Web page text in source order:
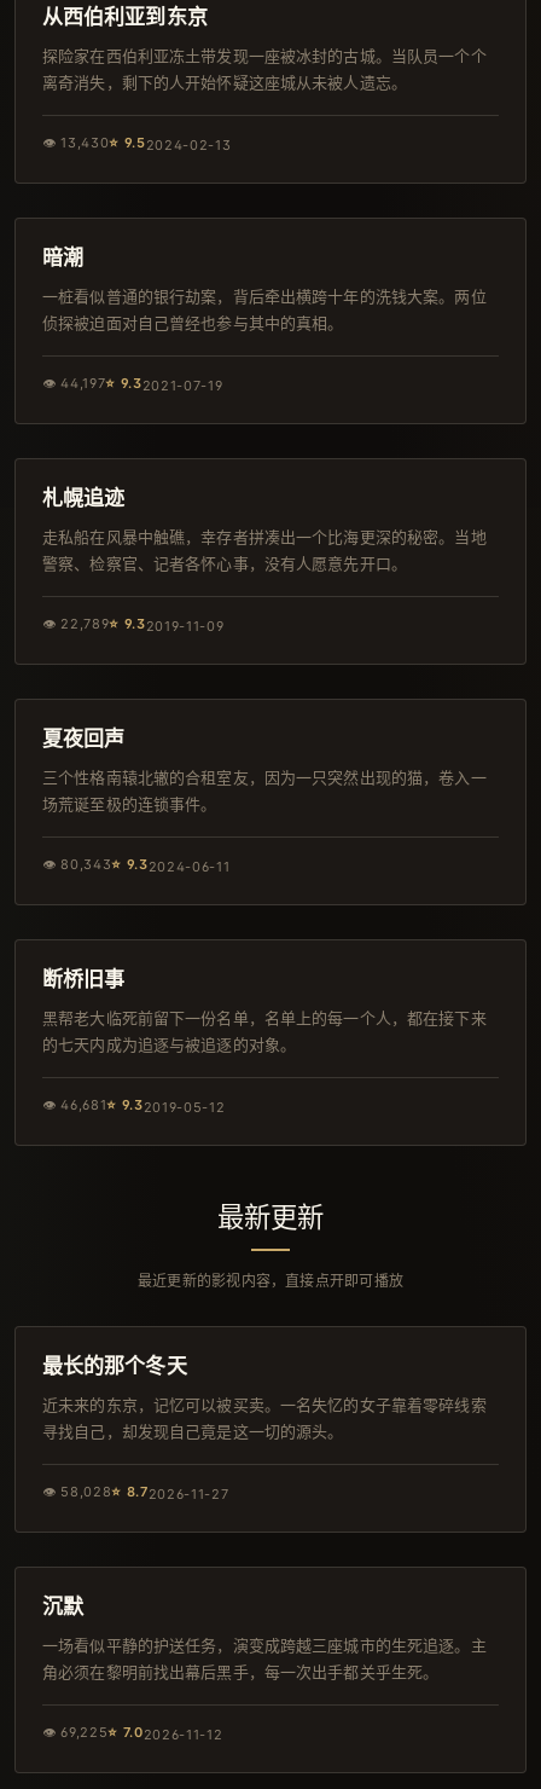
韩剧
从西伯利亚到东京
探险家在西伯利亚冻土带发现一座被冰封的古城。当队员一个个
离奇消失，剩下的人开始怀疑这座城从未被人遗忘。
👁13,430⭐ 9.52024-02-13
杜比
暗潮
一桩看似普通的银行劫案，背后牵出横跨十年的洗钱大案。两位
侦探被迫面对自己曾经也参与其中的真相。
👁44,197⭐ 9.32021-07-19
韩剧
札幌追迹
走私船在风暴中触礁，幸存者拼凑出一个比海更深的秘密。当地
警察、检察官、记者各怀心事，没有人愿意先开口。
👁 22,789⭐ 9.32019-11-09
日本
夏夜回声
三个性格南辕北辙的合租室友，因为一只突然出现的猫，卷入一
场荒诞至极的连锁事件。
👁 80,343⭐ 9.32024-06-11
IMAX
断桥旧事
黑帮老大临死前留下一份名单，名单上的每一个人，都在接下来
的七天内成为追逐与被追逐的对象。
👁46,681⭐ 9.32019-05-12
最新更新
最近更新的影视内容，直接点开即可播放
杜比
最长的那个冬天
近未来的东京，记忆可以被买卖。一名失忆的女子靠着零碎线索
寻找自己，却发现自己竟是这一切的源头。
👁 58,028⭐ 8.72026-11-27
杜比
沉默
一场看似平静的护送任务，演变成跨越三座城市的生死追逐。主
角必须在黎明前找出幕后黑手，每一次出手都关乎生死。
👁69,225⭐ 7.02026-11-12